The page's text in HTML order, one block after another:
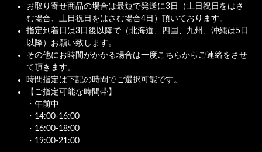
お取り寄せ商品の場合は最短で発送に3日（土日祝日をはさ
む場合、土日祝日をはさむ場合4日）頂いております。
指定到着日は3日後以降で（北海道、四国、九州、沖縄は5日
以降）お願い致します。
その他にお時間がかかる場合は一度こちらからご連絡をさせ
て頂きます。
時間指定は下記の時間でご選択可能です。
【ご指定可能な時間帯】
・午前中
・14:00-16:00
・16:00-18:00
・19:00-21:00